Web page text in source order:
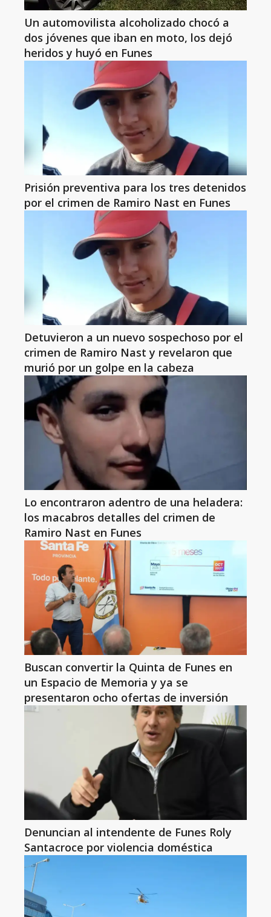
Un automovilista alcoholizado chocó a
dos jóvenes que iban en moto, los dejó
heridos y huyó en Funes
Prisión preventiva para los tres detenidos
por el crimen de Ramiro Nast en Funes
Detuvieron a un nuevo sospechoso por el
crimen de Ramiro Nast y revelaron que
murió por un golpe en la cabeza
Lo encontraron adentro de una heladera:
los macabros detalles del crimen de
Ramiro Nast en Funes
Buscan convertir la Quinta de Funes en
un Espacio de Memoria y ya se
presentaron ocho ofertas de inversión
Denuncian al intendente de Funes Roly
Santacroce por violencia doméstica